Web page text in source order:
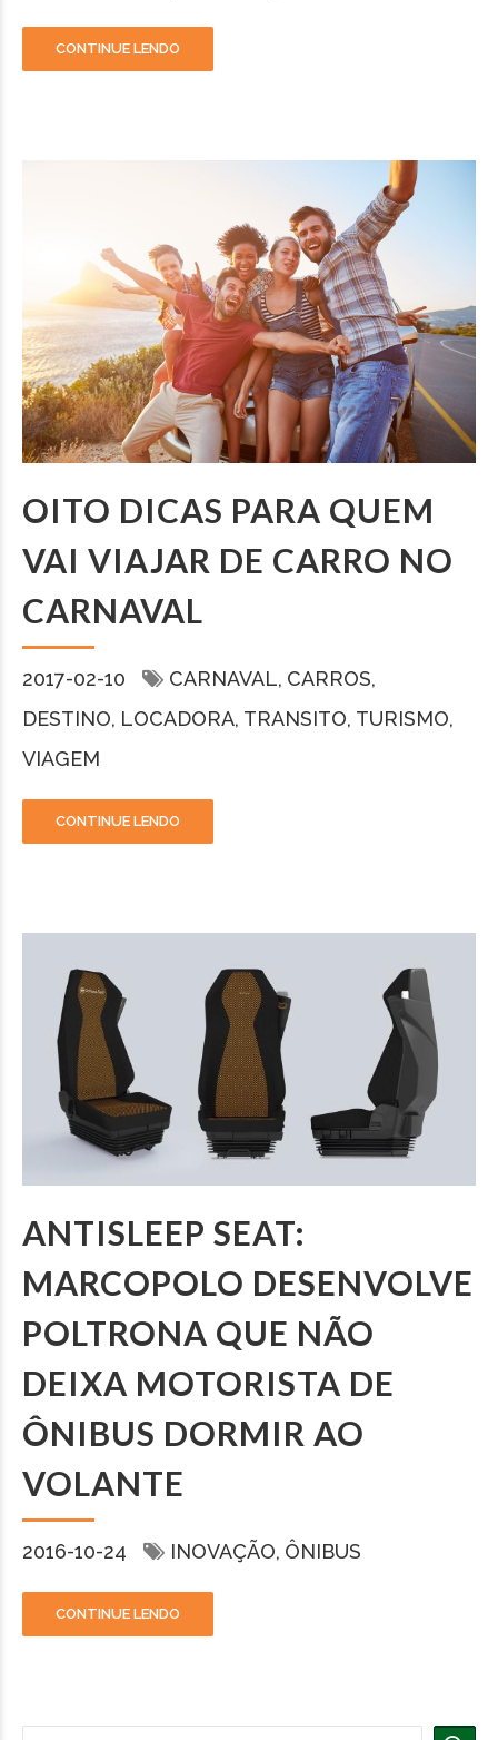
CONTINUE LENDO
OITO DICAS PARA QUEM
VAI VIAJAR DE CARRO NO
CARNAVAL
2017-02-10 CARNAVAL CARROS
DESTINO LOCADORA TRANSITO TURISMO
VIAGEM
CONTINUE LENDO
ANTISLEEP SEAT:
MARCOPOLO DESENVOLVE
POLTRONA QUE NÃO
DEIXA MOTORISTA DE
ÔNIBUS DORMIR AO
VOLANTE
2016-10-24 INOVAÇÃO ÔNIBUS
CONTINUE LENDO